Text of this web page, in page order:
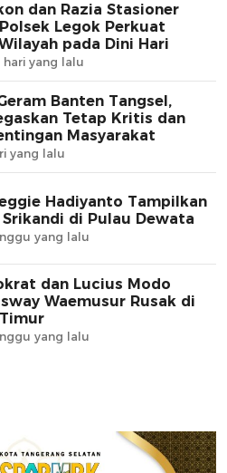
dan Razia Stasioner
Legok Perkuat
pada Dini Hari
hari yang lalu
Banten Tangsel,
Tetap Kritis dan
Masyarakat
yang lalu
Hadiyanto Tampilkan
di Pulau Dewata
yang lalu
dan Lucius Modo
Waemusur Rusak di
yang lalu